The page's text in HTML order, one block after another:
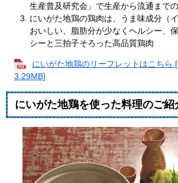
生産普及研究会」で生産から流通まで
にいがた地鶏の鶏肉は、うま味成分（
おいしい、脂肪分が少なくヘルシー、
シーと三拍子そろった高品質鶏肉
にいがた地鶏のリーフレットはこちら
3.29MB]
にいがた地鶏を使った料理のご紹